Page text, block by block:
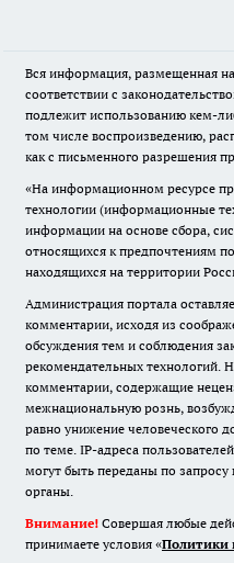
Вся информация, размещенная
соответствии с
подлежит использованию кем-
том числе воспроизведению,
как с письменного разрешения
«На информационном ресурсе
технологии (информационные
информации на основе сбора,
относящихся к предпочтениям
находящихся на территории
Администрация портала
комментарии, исходя из
обсуждения тем и соблюдения
рекомендательных технологий.
комментарии, содержащие
межнациональную рознь,
равно унижение человеческого
по теме. IP-адреса
могут быть переданы по
органы.
Внимание! Совершая любые
принимаете условия «Политики